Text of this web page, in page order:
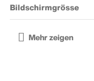
Bildschirmgrösse